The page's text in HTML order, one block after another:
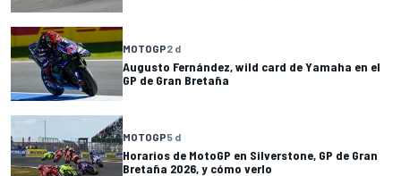
MOTOGP2 d
Augusto Fernández, wild card de Yamaha en el
GP de Gran Bretaña
MOTOGP5 d
Horarios de MotoGP en Silverstone, GP de Gran
Bretaña 2026, y cómo verlo